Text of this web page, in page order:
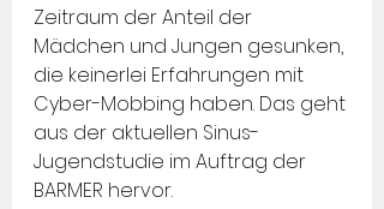
Zeitraum der Anteil der
Mädchen und Jungen gesunken,
die keinerlei Erfahrungen mit
Cyber-Mobbing haben. Das geht
aus der aktuellen Sinus-
Jugendstudie im Auftrag der
BARMER hervor.